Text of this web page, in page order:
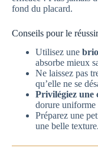
fond du placard.
Conseils pour le
Utilisez une
absorbe mieux
Ne laissez pas
qu’elle ne se
Privilégiez une
dorure uniforme
Préparez une
une belle texture.